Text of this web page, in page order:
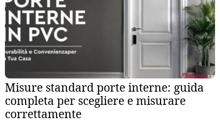
Misure standard porte interne: guida
completa per scegliere e misurare
correttamente